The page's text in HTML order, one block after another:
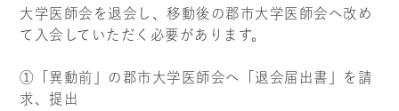
大学医師会を退会し、移動後の郡市大学医師会へ改め
て入会していただく必要があります。
①「異動前」の郡市大学医師会へ「退会届出書」を請
求、提出